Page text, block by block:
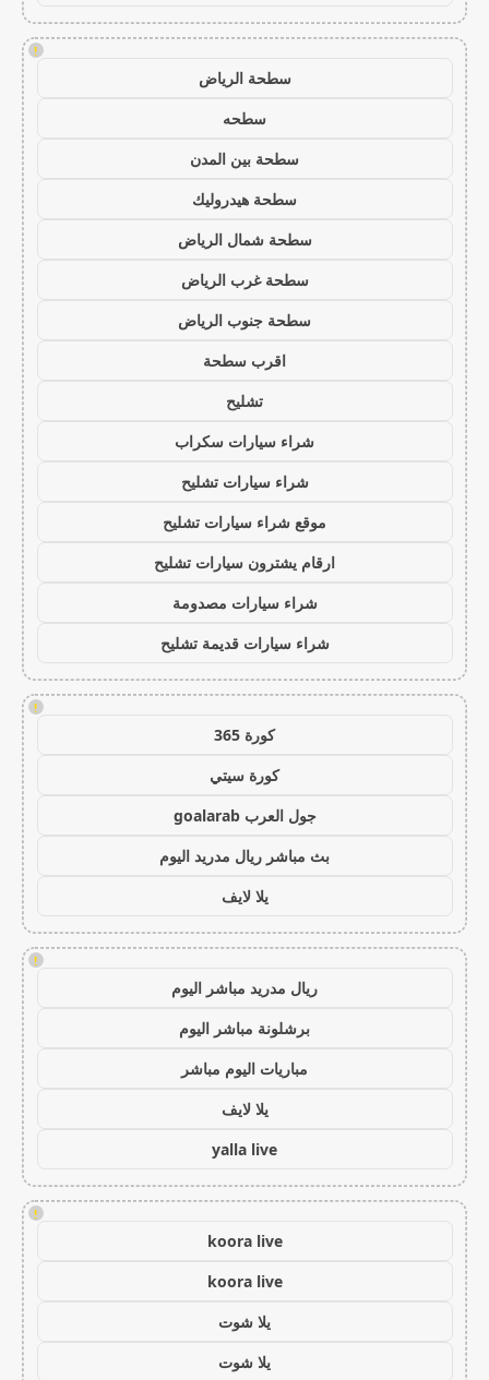
!
سطحة الرياض
سطحه
سطحة بين المدن
سطحة هيدروليك
سطحة شمال الرياض
سطحة غرب الرياض
سطحة جنوب الرياض
اقرب سطحة
تشليح
شراء سيارات سكراب
شراء سيارات تشليح
موقع شراء سيارات تشليح
ارقام يشترون سيارات تشليح
شراء سيارات مصدومة
شراء سيارات قديمة تشليح
!
كورة 365
كورة سيتي
جول العرب goalarab
بث مباشر ريال مدريد اليوم
يلا لايف
!
ريال مدريد مباشر اليوم
برشلونة مباشر اليوم
مباريات اليوم مباشر
يلا لايف
yalla live
!
koora live
koora live
يلا شوت
يلا شوت